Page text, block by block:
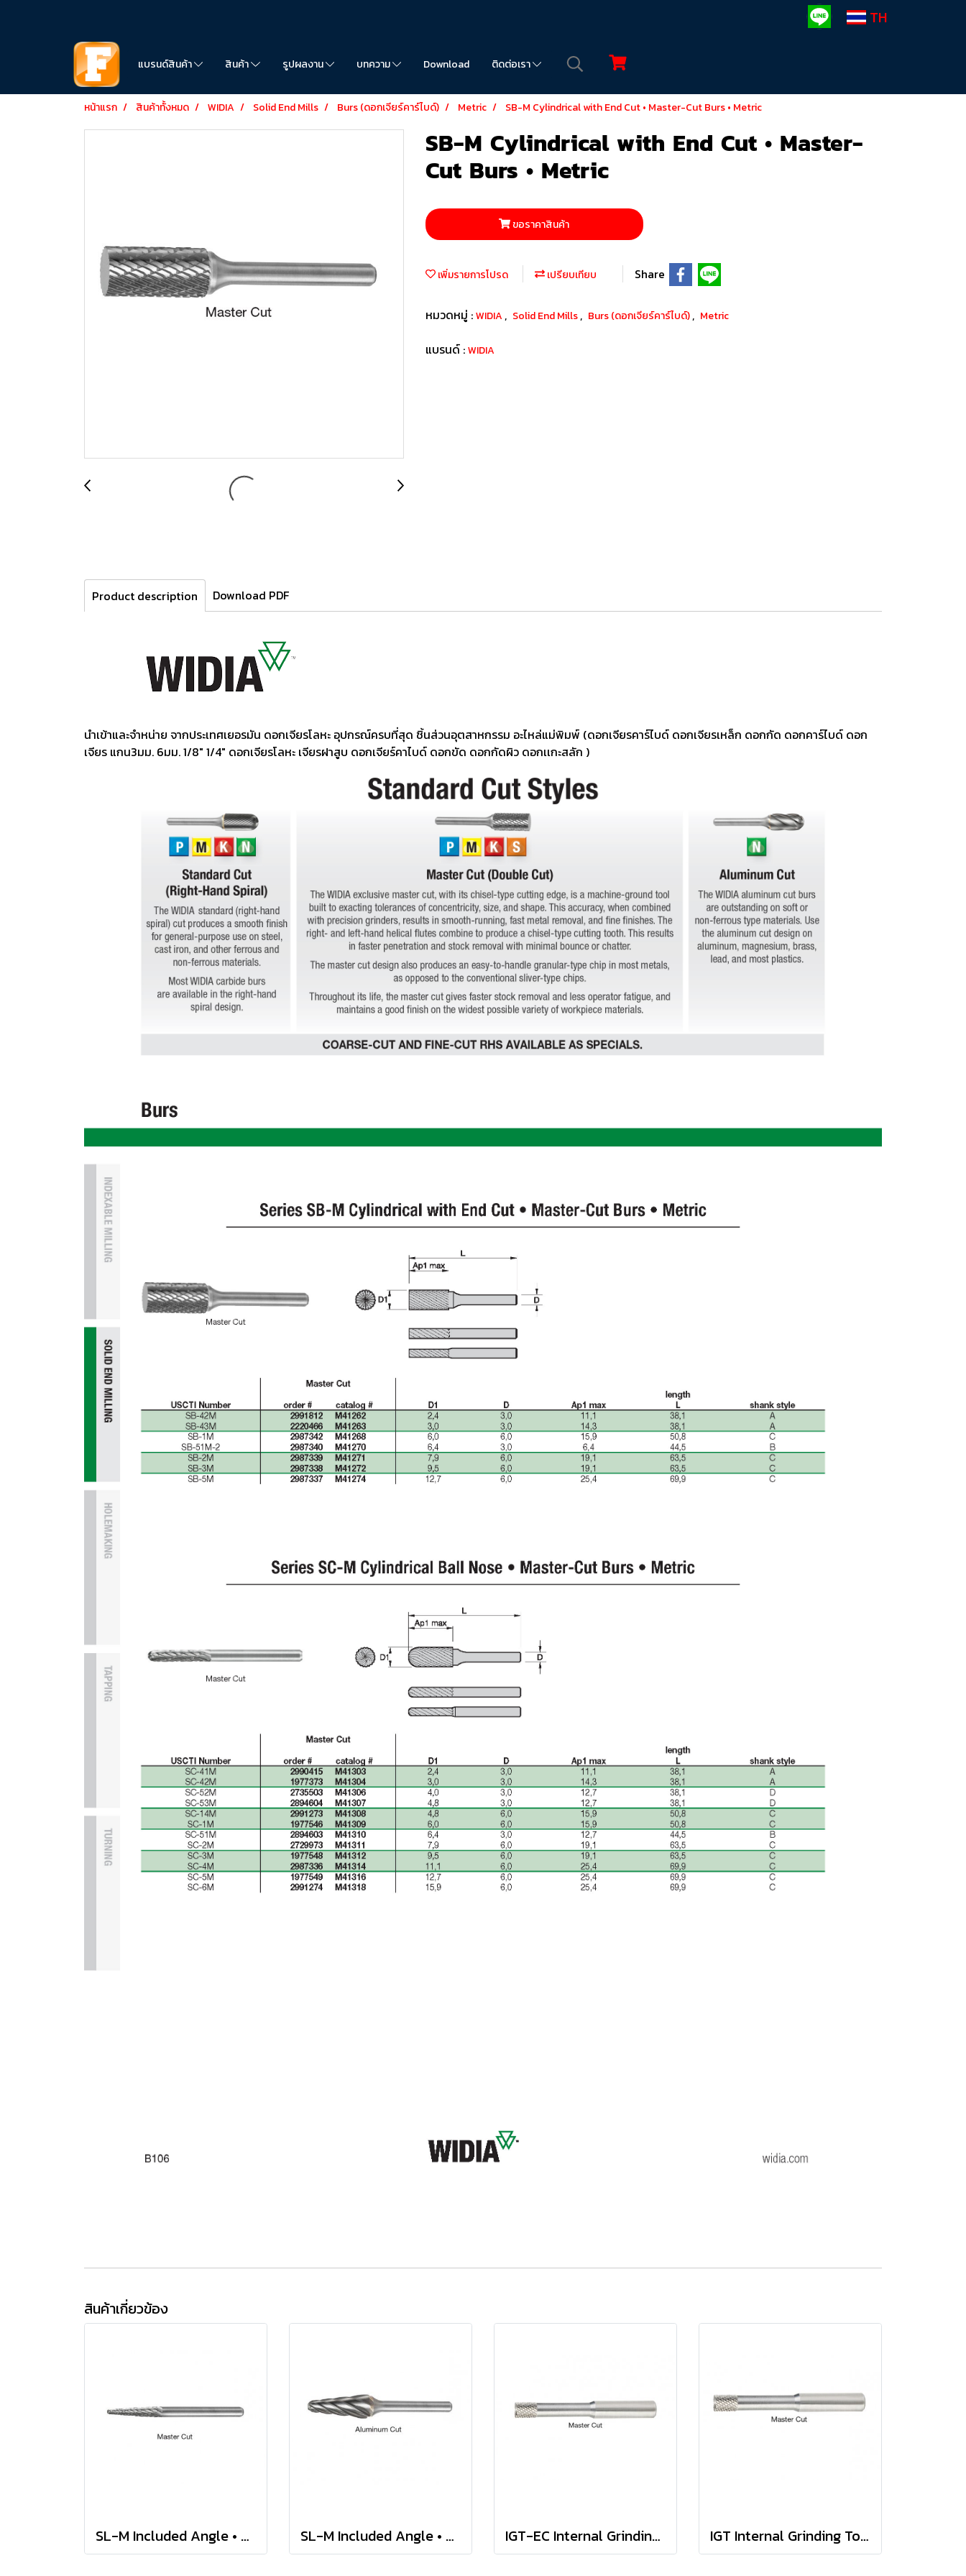
TH
แบรนด์สินค้า สินค้า รูปผลงาน บทความ Download ติดต่อเรา
หน้าแรก สินค้าทั้งหมด WIDIA Solid End Mills Burs (ดอกเจียร์คาร์ไบด์) Metric SB-M Cylindrical with End Cut • Master-Cut Burs • Metric
SB-M Cylindrical with End Cut • Master-
Cut Burs • Metric
ขอราคาสินค้า
เพิ่มรายการโปรด เปรียบเทียบ Share
หมวดหมู่ :WIDIA , Solid End Mills, Burs (ดอกเจียร์คาร์ไบด์), Metric
แบรนด์ :WIDIA
Product description Download PDF
นำเข้าและจำหน่าย จากประเทศเยอรมัน ดอกเจียรโลหะ อุปกรณ์ครบที่สุด ชิ้นส่วนอุตสาหกรรม อะไหล่แม่พิมพ์ (ดอกเจียรคาร์ไบด์ ดอกเจียรเหล็ก ดอกกัด ดอกคาร์ไบด์ ดอก
เจียร แกน3มม. 6มม. 1/8" 1/4" ดอกเจียรโลหะ เจียรฝาสูบ ดอกเจียร์คาไบด์ ดอกขัด ดอกกัดผิว ดอกเเกะสลัก )
สินค้าเกี่ยวข้อง
SL-M Included Angle • Master-Cut Burs • Metric SL-M Included Angle • Aluminum-Cut Burs • Metric IGT-EC Internal Grinding Tool • Burs • Metric IGT Internal Grinding Tool • Burs • Metric